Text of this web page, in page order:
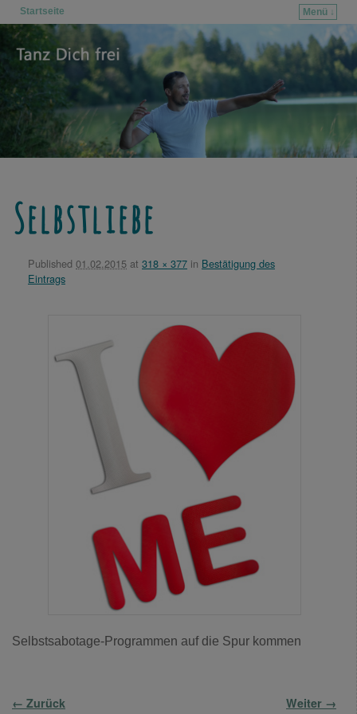
Startseite
Menü ↓
Zum Inhalt wechseln
Zum sekundären Inhalt wechseln
Selbstliebe
Published 01.02.2015 at 318 × 377 in Bestätigung des
Eintrags
Selbstsabotage-Programmen auf die Spur kommen
← Zurück Weiter →